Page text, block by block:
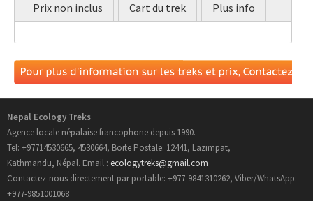
Prix non inclus
Cart du trek Plus info
Kathmandu.
:: Un porteur pour porter vos sacs
:: Les permis du trek (Parc national, conservation,
permis specail ou ascension)
:: Hébérgement pendant le trek (en lodge ou chez
:: Les hôtel à Kathmandu.
facilement un visa à votre arrivée au Népal à
l’aéroport de Katmandou) Prévoir 2 photos
d’identités,
:: Les billets internationaux.
Nepal Ecology Treks
Agence locale népalaise francophone depuis 1990.
Tel: +97714530665, 4530664, Boite Postale: 12441, Lazimpat,
Kathmandu, Népal. Email : ecologytreks@gmail.com
Contactez-nous directement par portable: +977-9841310262, Viber/WhatsApp:
+977-9851001068